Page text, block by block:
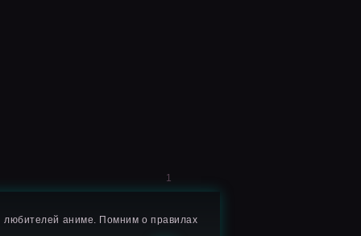
1
любителей аниме. Помним о правилах